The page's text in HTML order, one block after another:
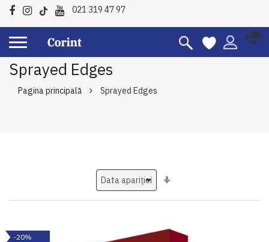
021 319 47 97
Sprayed Edges
Pagina principală Sprayed Edges
-20%